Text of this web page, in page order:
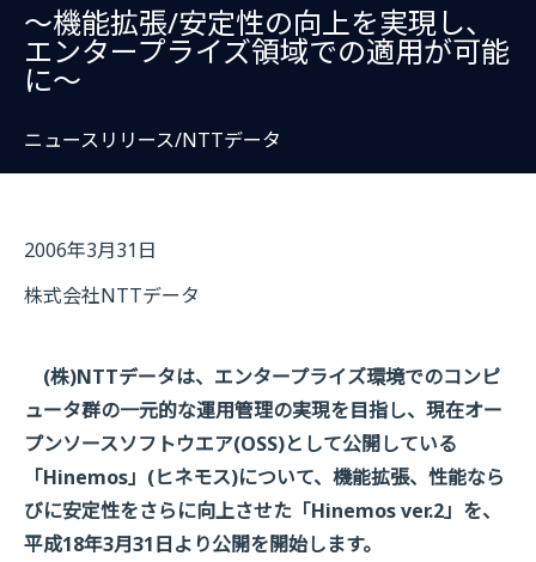
〜機能拡張/安定性の向上を実現し、
エンタープライズ領域での適用が可能
に〜
ニュースリリース/NTTデータ
2006年3月31日
株式会社NTTデータ
(株)NTTデータは、エンタープライズ環境でのコンピ
ュータ群の一元的な運用管理の実現を目指し、現在オー
プンソースソフトウエア(OSS)として公開している
「Hinemos」(ヒネモス)について、機能拡張、性能なら
びに安定性をさらに向上させた「Hinemos ver.2」を、
平成18年3月31日より公開を開始します。